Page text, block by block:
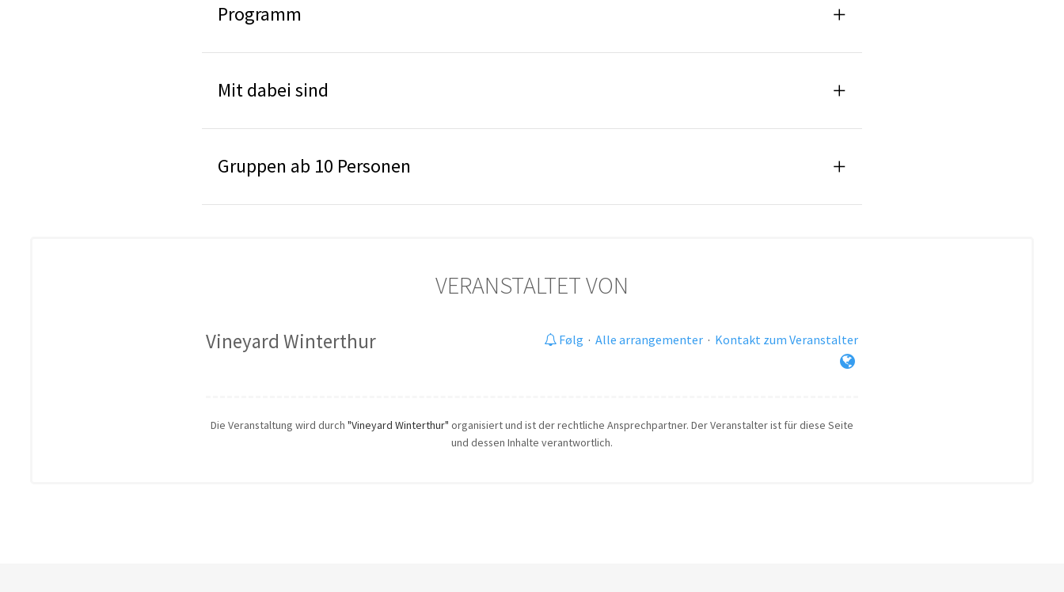
Programm
Mit dabei sind
Gruppen ab 10 Personen
VERANSTALTET VON
Vineyard Winterthur Følg · Alle arrangementer· Kontakt zum Veranstalter
Die Veranstaltung wird durch "Vineyard Winterthur" organisiert und ist der rechtliche Ansprechpartner. Der Veranstalter ist für diese Seite
und dessen Inhalte verantwortlich.